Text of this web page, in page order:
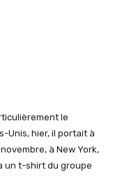
le
Unis, hier, il portait à
à New York,
un t-shirt du groupe